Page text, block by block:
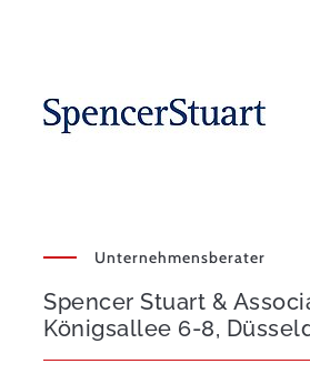
Unternehmensberater
Spencer Stuart &
Königsallee 6-8,